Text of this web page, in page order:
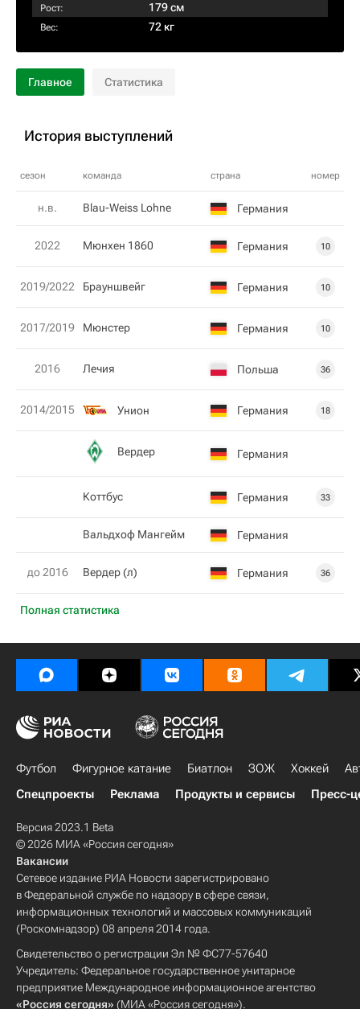
Рост: 179 см
Вес: 72 кг
Главное Статистика
История выступлений
сезон команда страна номер
Полная статистика
н.в. Blau-Weiss Lohne Германия
2022 Мюнхен 1860 Германия 10
2019/2022 Брауншвейг Германия 10
2017/2019 Мюнстер Германия 10
2016 Лечия Польша 36
2014/2015 Унион Германия 18
Вердер Германия
Коттбус Германия 33
Вальдхоф Мангейм Германия
до 2016 Вердер (л) Германия 36
Футбол Фигурное катание Биатлон ЗОЖ Хоккей
Спецпроекты
Реклама Продукты и сервисы Пресс-
Версия 2023.1 Beta
© 2026 МИА «Россия сегодня»
Вакансии
Сетевое издание РИА Новости зарегистрировано
в Федеральной службе по надзору в сфере связи,
информационных технологий и массовых коммуникаций
(Роскомнадзор) 08 апреля 2014 года.
Свидетельство о регистрации Эл № ФС77-57640
Учредитель: Федеральное государственное унитарное
предприятие Международное информационное агентство
«Россия сегодня» (МИА «Россия сегодня»).